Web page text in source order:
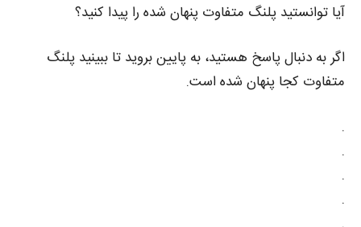
آیا توانستید پلنگ متفاوت پنهان شده را پیدا کنید؟
اگر به دنبال پاسخ هستید، به پایین بروید تا ببینید پلنگ
متفاوت کجا پنهان شده است.
.
.
.
.